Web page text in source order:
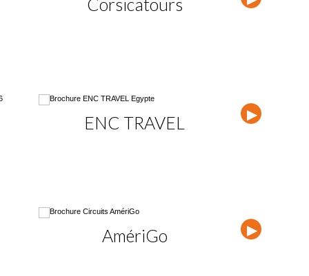
Corsicatours
ENC TRAVEL Plein
AmériGo